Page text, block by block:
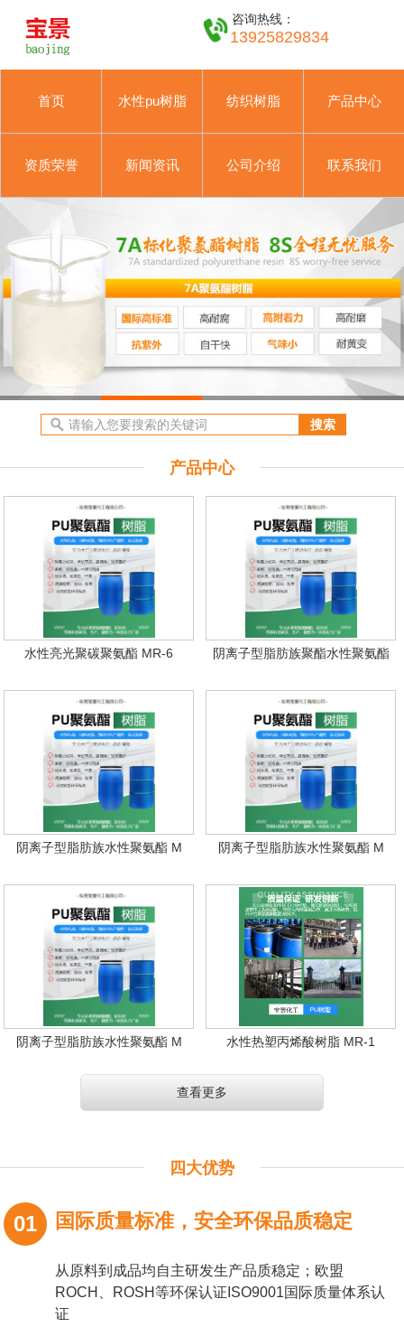
咨询热线：
13925829834
首页 水性pu树脂 纺织树脂 产品中心
资质荣誉 新闻资讯 公司介绍 联系我们
产品中心
水性亮光聚碳聚氨酯 MR-6 阴离子型脂肪族聚酯水性聚氨酯
阴离子型脂肪族水性聚氨酯 M 阴离子型脂肪族水性聚氨酯 M
阴离子型脂肪族水性聚氨酯 M 水性热塑丙烯酸树脂 MR-1
查看更多
四大优势
01 国际质量标准，安全环保品质稳定
从原料到成品均自主研发生产品质稳定；欧盟
ROCH、ROSH等环保认证ISO9001国际质量体系认
证